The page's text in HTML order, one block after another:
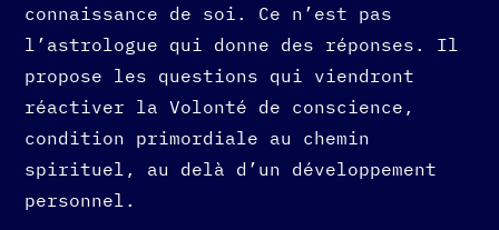
connaissance de soi. Ce n’est pas
l’astrologue qui donne des réponses. Il
propose les questions qui viendront
réactiver la Volonté de conscience,
condition primordiale au chemin
spirituel, au delà d’un développement
personnel.